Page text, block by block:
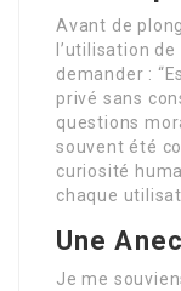
Avant de
l’utilisation
demander :
privé sans
questions
souvent été
curiosité
chaque
Une
Je me